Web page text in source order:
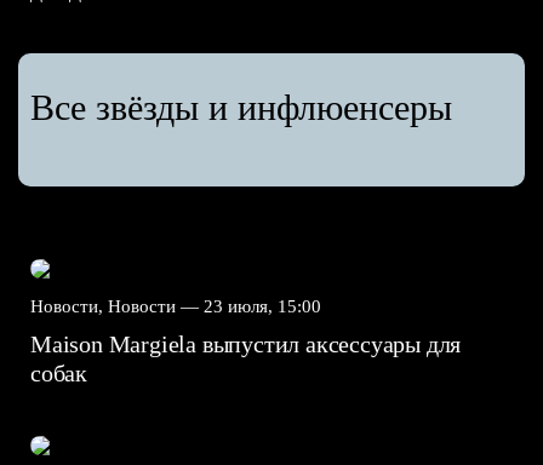
Все звёзды и инфлюенсеры
Новости, Новости — 23 июля, 15:00
Maison Margiela выпустил аксессуары для
собак